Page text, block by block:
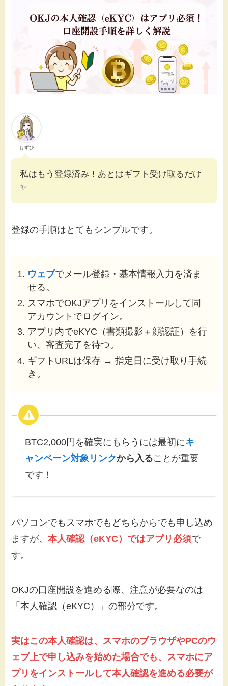
もずび
私はもう登録済み！あとはギフト受け取るだけ
✨️
登録の手順はとてもシンプルです。
ウェブでメール登録・基本情報入力を済ま
せる。
スマホでOKJアプリをインストールして同
アカウントでログイン。
アプリ内でeKYC（書類撮影＋顔認証）を行
い、審査完了を待つ。
ギフトURLは保存 → 指定日に受け取り手続
き。
BTC2,000円を確実にもらうには最初にキ
ャンペーン対象リンクから入ることが重要
です！
パソコンでもスマホでもどちらからでも申し込め
ますが、本人確認（eKYC）ではアプリ必須で
す。
OKJの口座開設を進める際、注意が必要なのは
「本人確認（eKYC）」の部分です。
実はこの本人確認は、スマホのブラウザやPCのウ
ェブ上で申し込みを始めた場合でも、スマホにア
プリをインストールして本人確認を進める必要が